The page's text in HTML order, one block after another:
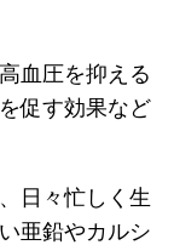
血圧を抑える
促す効果など
日々忙しく生
亜鉛やカルシ